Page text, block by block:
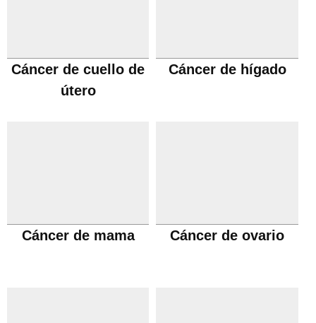
Cáncer de cuello de
útero
Cáncer de hígado
Cáncer de mama Cáncer de ovario